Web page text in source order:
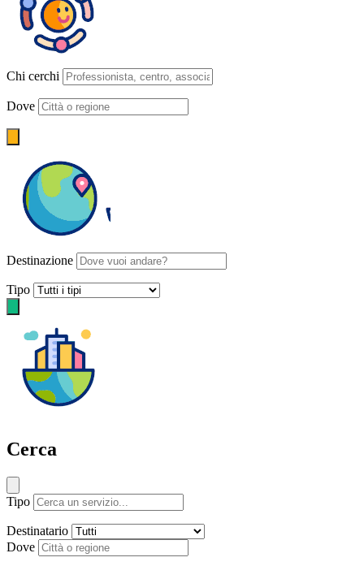
Chi cerchi
Dove
Destinazione
Tipo
Cerca
Tipo
Destinatario
Dove